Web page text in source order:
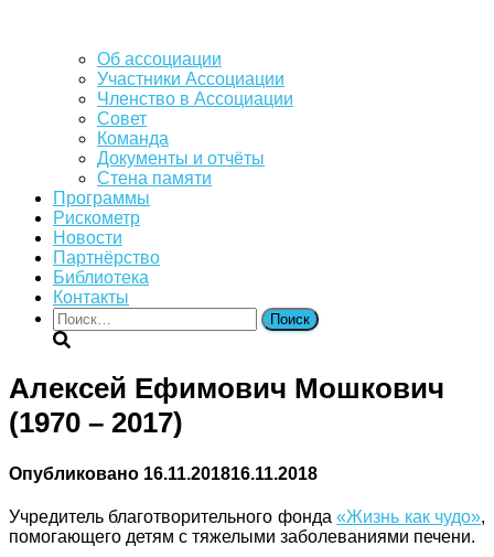
Об ассоциации
Участники Ассоциации
Членство в Ассоциации
Совет
Команда
Документы и отчёты
Стена памяти
Программы
Рискометр
Новости
Партнёрство
Библиотека
Контакты
Найти:
Алексей Ефимович Мошкович
(1970 – 2017)
Опубликовано 16.11.201816.11.2018
Учредитель благотворительного фонда«Жизнь как чудо»,
помогающего детям с тяжелыми заболеваниями печени.